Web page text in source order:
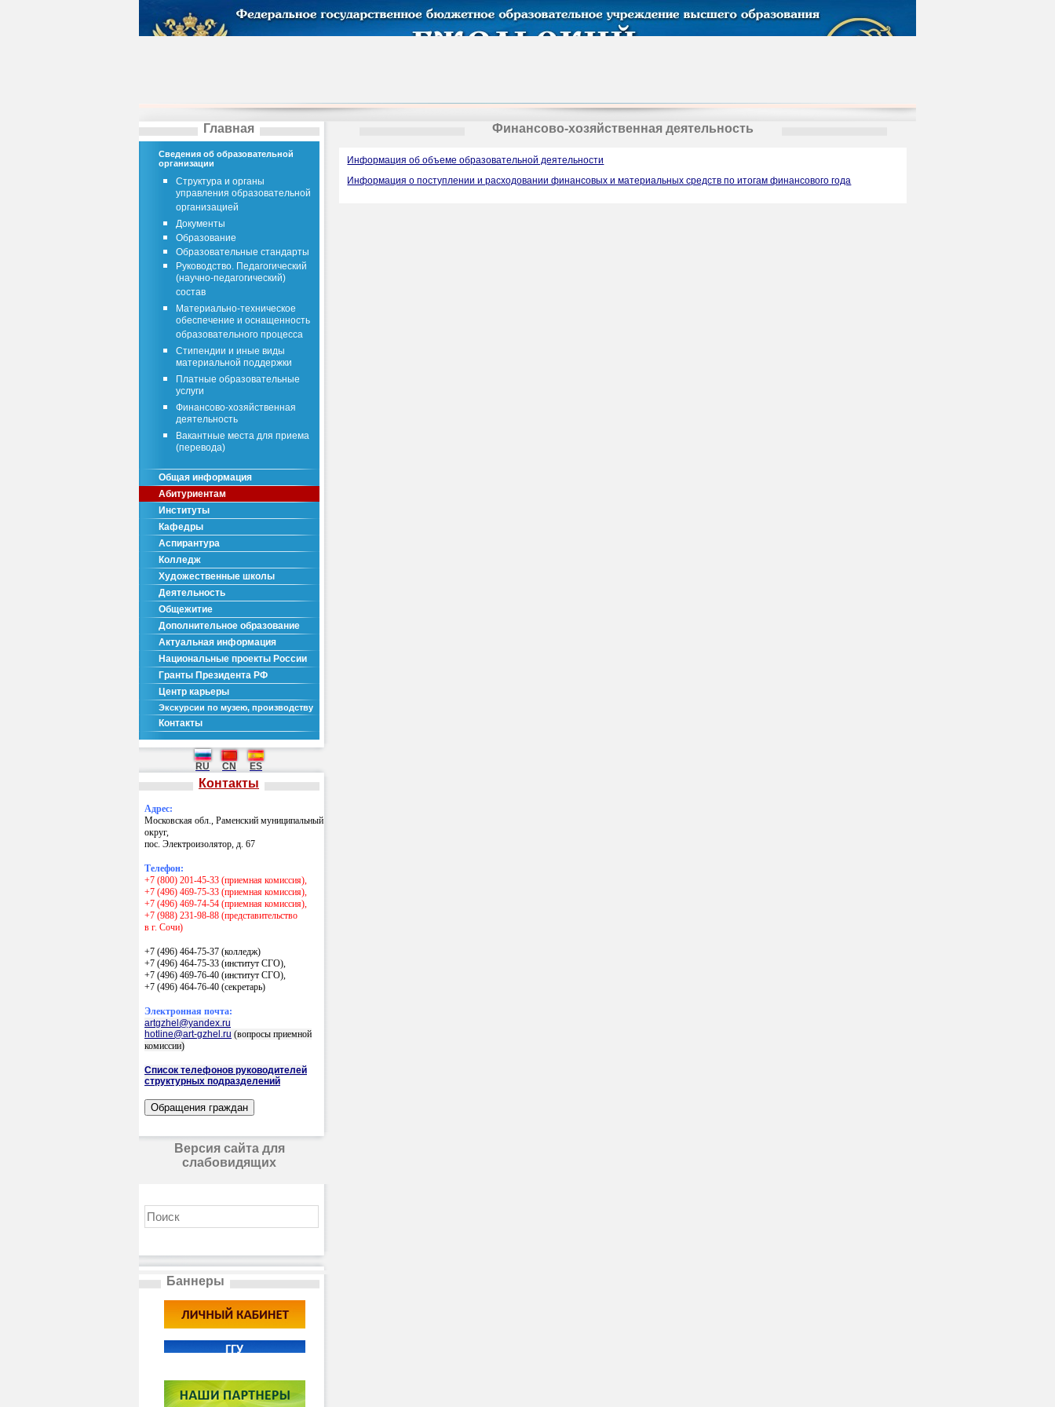
Главная
Сведения об образовательной
организации
Структура и органы
управления образовательной
организацией
Документы
Образование
Образовательные стандарты
Руководство. Педагогический
(научно-педагогический)
состав
Материально-техническое
обеспечение и оснащенность
образовательного процесса
Стипендии и иные виды
материальной поддержки
Платные образовательные
услуги
Финансово-хозяйственная
деятельность
Вакантные места для приема
(перевода)
Общая информация
Абитуриентам
Институты
Кафедры
Аспирантура
Колледж
Художественные школы
Деятельность
Общежитие
Дополнительное образование
Актуальная информация
Национальные проекты России
Гранты Президента РФ
Центр карьеры
Экскурсии по музею, производству
Контакты
RU CN ES
Контакты
Адрес:
Московская обл., Раменский муниципальный
округ,
пос. Электроизолятор, д. 67
Телефон:
+7 (800) 201-45-33 (приемная комиссия),
+7 (496) 469-75-33 (приемная комиссия),
+7 (496) 469-74-54 (приемная комиссия),
+7 (988) 231-98-88 (представительство
в г. Сочи)
+7 (496) 464-75-37 (колледж)
+7 (496) 464-75-33 (институт СГО),
+7 (496) 469-76-40 (институт СГО),
+7 (496) 464-76-40 (секретарь)
Электронная почта:
artgzhel@yandex.ru
hotline@art-gzhel.ru (вопросы приемной
комиссии)
Список телефонов руководителей
структурных подразделений
Версия сайта для
слабовидящих
Баннеры
Финансово-хозяйственная деятельность
Информация об объеме образовательной деятельности
Информация о поступлении и расходовании финансовых и материальных средств по итогам финансового года